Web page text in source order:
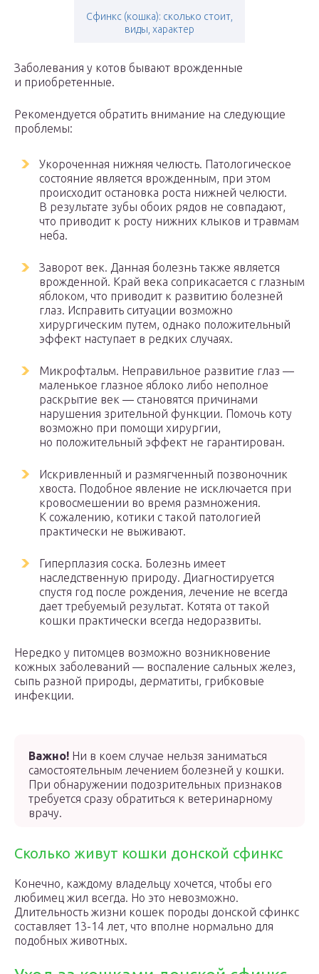
Сфинкс (кошка): сколько стоит,
виды, характер
Заболевания у котов бывают врожденные
и приобретенные.
Рекомендуется обратить внимание на следующие
проблемы:
Укороченная нижняя челюсть. Патологическое
состояние является врожденным, при этом
происходит остановка роста нижней челюсти.
В результате зубы обоих рядов не совпадают,
что приводит к росту нижних клыков и травмам
неба.
Заворот век. Данная болезнь также является
врожденной. Край века соприкасается с глазным
яблоком, что приводит к развитию болезней
глаз. Исправить ситуации возможно
хирургическим путем, однако положительный
эффект наступает в редких случаях.
Микрофтальм. Неправильное развитие глаз —
маленькое глазное яблоко либо неполное
раскрытие век — становятся причинами
нарушения зрительной функции. Помочь коту
возможно при помощи хирургии,
но положительный эффект не гарантирован.
Искривленный и размягченный позвоночник
хвоста. Подобное явление не исключается при
кровосмешении во время размножения.
К сожалению, котики с такой патологией
практически не выживают.
Гиперплазия соска. Болезнь имеет
наследственную природу. Диагностируется
спустя год после рождения, лечение не всегда
дает требуемый результат. Котята от такой
кошки практически всегда недоразвиты.
Нередко у питомцев возможно возникновение
кожных заболеваний — воспаление сальных желез,
сыпь разной природы, дерматиты, грибковые
инфекции.
Важно! Ни в коем случае нельзя заниматься
самостоятельным лечением болезней у кошки.
При обнаружении подозрительных признаков
требуется сразу обратиться к ветеринарному
врачу.
Сколько живут кошки донской сфинкс
Конечно, каждому владельцу хочется, чтобы его
любимец жил всегда. Но это невозможно.
Длительность жизни кошек породы донской сфинкс
составляет 13-14 лет, что вполне нормально для
подобных животных.